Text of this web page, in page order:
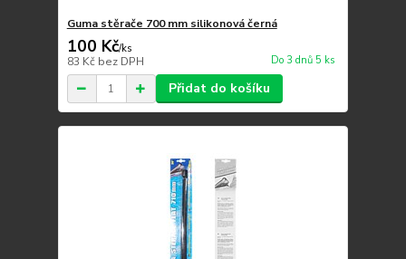
Guma stěrače 700 mm silikonová černá
100 Kč/ks
83 Kč bez DPH Do 3 dnů 5 ks
Přidat do košíku